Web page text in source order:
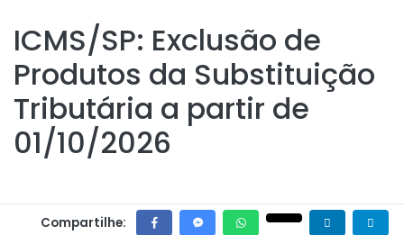
ICMS/SP: Exclusão de
Produtos da Substituição
Tributária a partir de
01/10/2026
Compartilhe: